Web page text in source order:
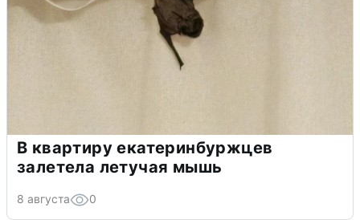
В квартиру екатеринбуржцев
залетела летучая мышь
8 августа 0